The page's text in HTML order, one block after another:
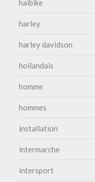
haibike
harley
harley davidson
hollandais
homme
hommes
installation
intermarche
intersport